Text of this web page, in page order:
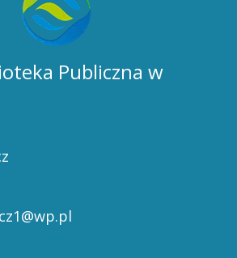
Publiczna w